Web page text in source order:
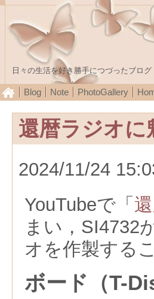
日々の生活を好き勝手につづったブロ
Blog Note PhotoGallery
還暦ラジオ
2024/11/24
YouTubeで「
まい，SI4732
オを作製する
ボード（T-